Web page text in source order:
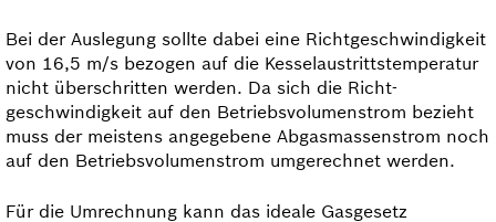
Bei der Auslegung sollte dabei eine Richt­geschwindigkeit
von 16,5 m/s bezogen auf die Kesselaus­tritts­temperatur
nicht überschritten werden. Da sich die Richt­
geschwindigkeit auf den Betriebsvolumenstrom bezieht
muss der meistens angegebene Abgasmassenstrom noch
auf den Betriebsvolumenstrom um­gerechnet werden.
Für die Umrechnung kann das ideale Gasgesetz